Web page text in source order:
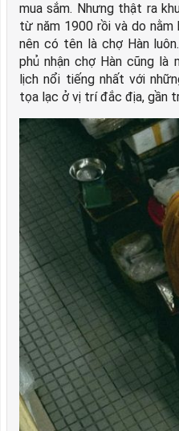
mua sắm. Nhưng thật ra
từ năm 1900 rồi và do nằm
nên có tên là chợ Hàn
phủ nhận chợ Hàn cũng là
lịch nổi tiếng nhất với
tọa lạc ở vị trí đắc địa, gần